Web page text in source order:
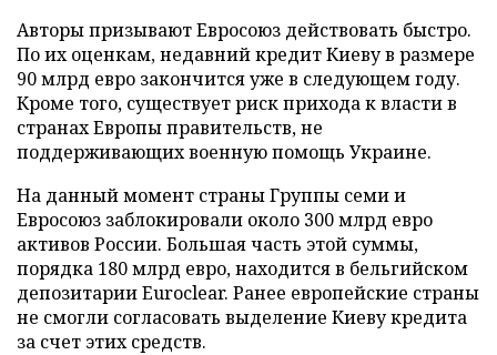
Авторы призывают Евросоюз действовать быстро.
По их оценкам, недавний кредит Киеву в размере
90 млрд евро закончится уже в следующем году.
Кроме того, существует риск прихода к власти в
странах Европы правительств, не
поддерживающих военную помощь Украине.
На данный момент страны Группы семи и
Евросоюз заблокировали около 300 млрд евро
активов России. Большая часть этой суммы,
порядка 180 млрд евро, находится в бельгийском
депозитарии Euroclear. Ранее европейские страны
не смогли согласовать выделение Киеву кредита
за счет этих средств.